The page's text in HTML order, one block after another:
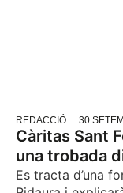
REDACCIÓ 30
Càritas Sant
una trobada
Es tracta d’una